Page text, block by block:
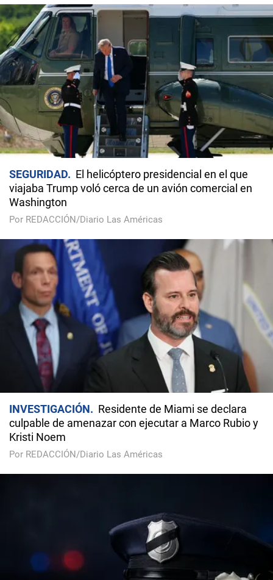
SEGURIDAD
El helicóptero presidencial en el que
viajaba Trump voló cerca de un avión comercial en
Washington
Por REDACCIÓN/Diario Las Américas
INVESTIGACIÓN
Residente de Miami se declara
culpable de amenazar con ejecutar a Marco Rubio y
Kristi Noem
Por REDACCIÓN/Diario Las Américas